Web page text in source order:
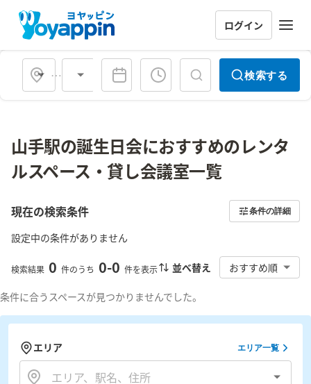
ログイン
会場タイプ 検索する
山手駅の誕生日会におすすめのレンタ
ルスペース・貸し会議室一覧
現在の検索条件 条件の詳細
設定中の条件がありません
検索結果 0 件のうち 0-0 件を表示 並べ替え おすすめ順
条件に合うスペースが見つかりませんでした。
エリア エリア一覧